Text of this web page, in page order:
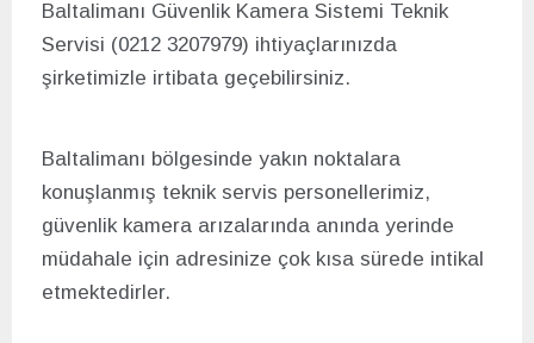
Baltalimanı Güvenlik Kamera Sistemi Teknik
Servisi (0212 3207979) ihtiyaçlarınızda
şirketimizle irtibata geçebilirsiniz.
Baltalimanı bölgesinde yakın noktalara
konuşlanmış teknik servis personellerimiz,
güvenlik kamera arızalarında anında yerinde
müdahale için adresinize çok kısa sürede intikal
etmektedirler.